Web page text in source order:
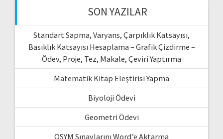
SON YAZILAR
Standart Sapma, Varyans, Çarpıklık Katsayısı,
Basıklık Katsayısı Hesaplama – Grafik Çizdirme –
Ödev, Proje, Tez, Makale, Çeviri Yaptırma
Matematik Kitap Eleştirisi Yapma
Biyoloji Ödevi
Geometri Ödevi
ÖSYM Sınavlarını Word’e Aktarma